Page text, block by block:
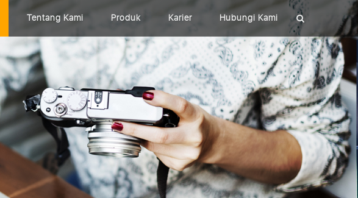
Tentang Kami Produk Karier Hubungi Kami